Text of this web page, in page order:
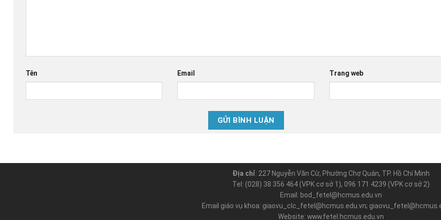
Tên Email Trang web
Địa chỉ: 227 Nguyễn Văn Cừ, Phường Chợ Quán, TP. Hồ Chí Minh
Tel: (028) 38 356 464 (VPK cơ sở 1), 096 171 4239 (VPK cơ sở 2)
Email: bod_fetel@hcmus.edu.vn
Email giáo vụ khoa: giaovu_clc_fetel@hcmus.edu.vn;
Website: www.fetel.hcmus.edu.vn